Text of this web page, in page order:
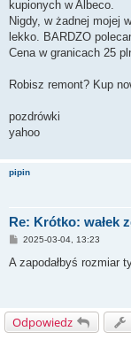
kupionych w Albeco.
Nigdy, w żadnej mojej
lekko. BARDZO
Cena w granicach 25
Robisz remont? Kup
pozdrówki
yahoo
pipin
Re: Krótko: wałek
P
s
2025-03-04, 13:23
A zapodałbyś rozmiar
Odpowiedz